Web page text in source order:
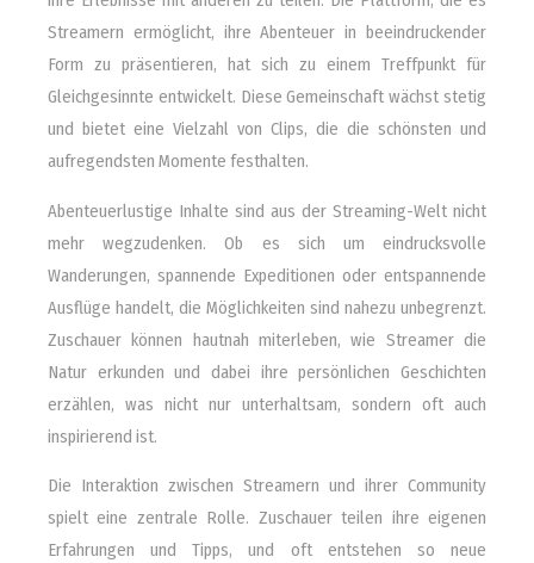
Streamern ermöglicht, ihre Abenteuer in beeindruckender
Form zu präsentieren, hat sich zu einem Treffpunkt für
Gleichgesinnte entwickelt. Diese Gemeinschaft wächst stetig
und bietet eine Vielzahl von Clips, die die schönsten und
aufregendsten Momente festhalten.
Abenteuerlustige Inhalte sind aus der Streaming-Welt nicht
mehr wegzudenken. Ob es sich um eindrucksvolle
Wanderungen, spannende Expeditionen oder entspannende
Ausflüge handelt, die Möglichkeiten sind nahezu unbegrenzt.
Zuschauer können hautnah miterleben, wie Streamer die
Natur erkunden und dabei ihre persönlichen Geschichten
erzählen, was nicht nur unterhaltsam, sondern oft auch
inspirierend ist.
Die Interaktion zwischen Streamern und ihrer Community
spielt eine zentrale Rolle. Zuschauer teilen ihre eigenen
Erfahrungen und Tipps, und oft entstehen so neue